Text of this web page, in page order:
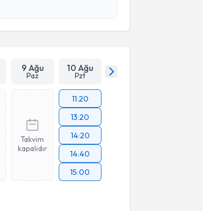
9 Ağu
Paz
10 Ağu
Pzt
Takvim
kapalıdır
11:20
13:20
14:20
14:40
15:00